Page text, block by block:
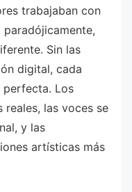
trabajaban con
Sin las
digital, cada
perfecta. Los
reales, las voces se
y las
artísticas más